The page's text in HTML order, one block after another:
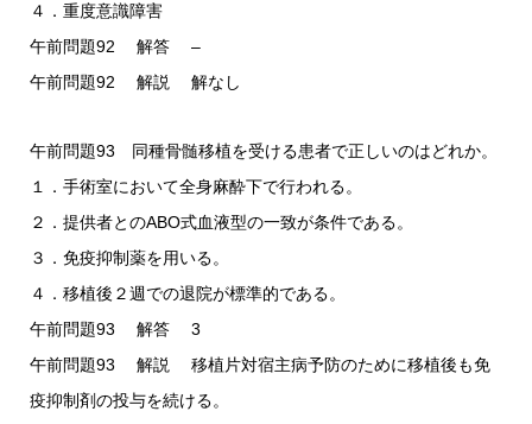
４．重度意識障害
午前問題92 解答 –
午前問題92 解説 解なし
午前問題93 同種骨髄移植を受ける患者で正しいのはどれか。
１．手術室において全身麻酔下で行われる。
２．提供者とのABO式血液型の一致が条件である。
３．免疫抑制薬を用いる。
４．移植後２週での退院が標準的である。
午前問題93 解答 3
午前問題93 解説 移植片対宿主病予防のために移植後も免
疫抑制剤の投与を続ける。